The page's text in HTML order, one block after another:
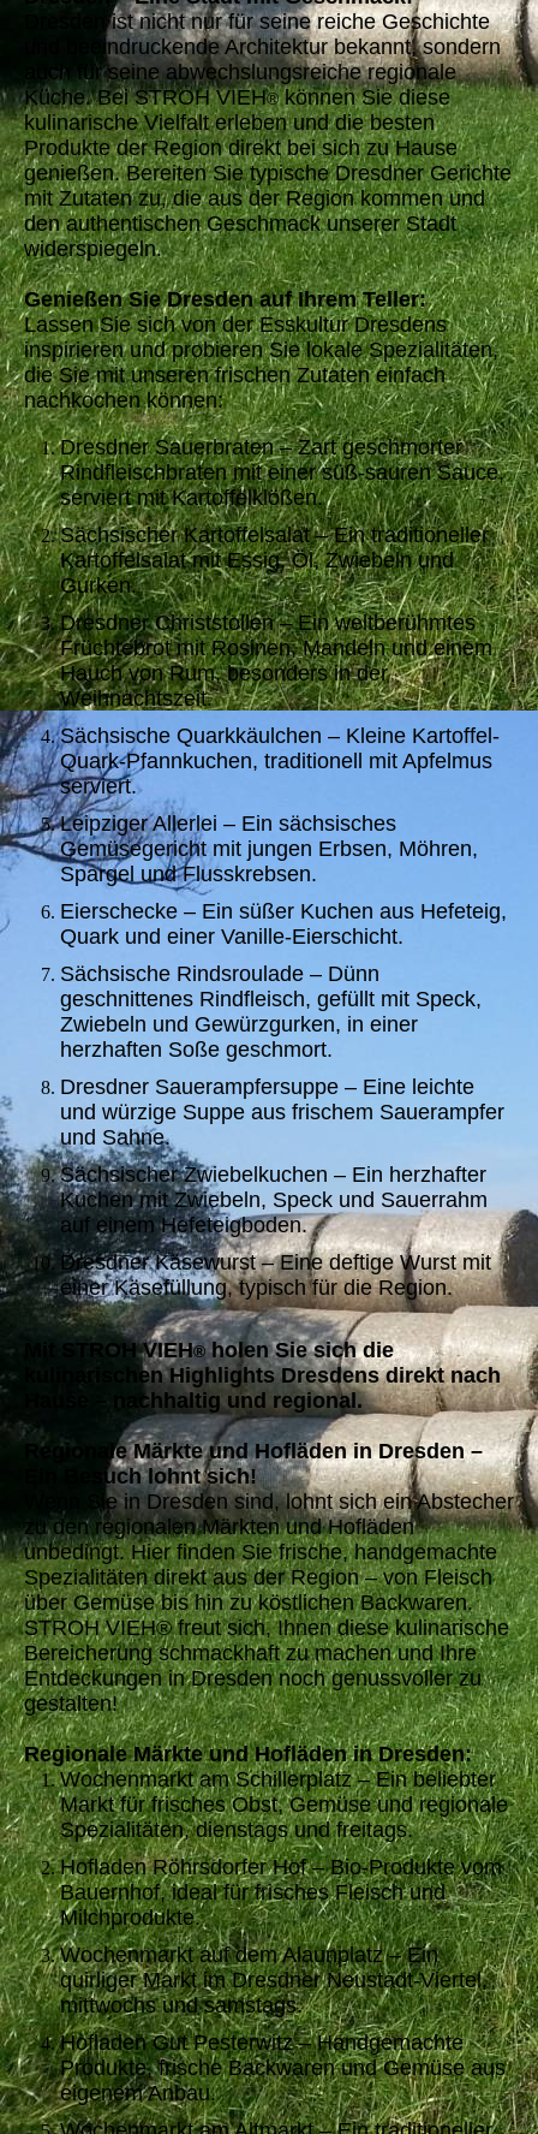
Dresden ist nicht nur für seine reiche Geschichte
und beeindruckende Architektur bekannt, sondern
auch für seine abwechslungsreiche regionale
Küche. Bei STROH VIEH®können Sie diese
kulinarische Vielfalt erleben und die besten
Produkte der Region direkt bei sich zu Hause
genießen. Bereiten Sie typische Dresdner Gerichte
mit Zutaten zu, die aus der Region kommen und
den authentischen Geschmack unserer Stadt
widerspiegeln.
Genießen Sie Dresden auf Ihrem Teller:
Lassen Sie sich von der Esskultur Dresdens
inspirieren und probieren Sie lokale Spezialitäten,
die Sie mit unseren frischen Zutaten einfach
nachkochen können:
Dresdner Sauerbraten – Zart geschmorter
Rindfleischbraten mit einer süß-sauren Sauce,
serviert mit Kartoffelklößen.
Sächsischer Kartoffelsalat – Ein traditioneller
Kartoffelsalat mit Essig, Öl, Zwiebeln und
Gurken.
Dresdner Christstollen – Ein weltberühmtes
Früchtebrot mit Rosinen, Mandeln und einem
Hauch von Rum, besonders in der
Weihnachtszeit.
Sächsische Quarkkäulchen – Kleine Kartoffel-
Quark-Pfannkuchen, traditionell mit Apfelmus
serviert.
Leipziger Allerlei – Ein sächsisches
Gemüsegericht mit jungen Erbsen, Möhren,
Spargel und Flusskrebsen.
Eierschecke – Ein süßer Kuchen aus Hefeteig,
Quark und einer Vanille-Eierschicht.
Sächsische Rindsroulade – Dünn
geschnittenes Rindfleisch, gefüllt mit Speck,
Zwiebeln und Gewürzgurken, in einer
herzhaften Soße geschmort.
Dresdner Sauerampfersuppe – Eine leichte
und würzige Suppe aus frischem Sauerampfer
und Sahne.
Sächsischer Zwiebelkuchen – Ein herzhafter
Kuchen mit Zwiebeln, Speck und Sauerrahm
auf einem Hefeteigboden.
Dresdner Käsewurst – Eine deftige Wurst mit
einer Käsefüllung, typisch für die Region.
Mit STROH VIEH®holen Sie sich die
kulinarischen Highlights Dresdens direkt nach
Hause – nachhaltig und regional.
Regionale Märkte und Hofläden in Dresden –
Ein Besuch lohnt sich!
Wenn Sie in Dresden sind, lohnt sich ein Abstecher
zu den regionalen Märkten und Hofläden
unbedingt. Hier finden Sie frische, handgemachte
Spezialitäten direkt aus der Region – von Fleisch
über Gemüse bis hin zu köstlichen Backwaren.
STROH VIEH® freut sich, Ihnen diese kulinarische
Bereicherung schmackhaft zu machen und Ihre
Entdeckungen in Dresden noch genussvoller zu
gestalten!
Regionale Märkte und Hofläden in Dresden:
Wochenmarkt am Schillerplatz – Ein beliebter
Markt für frisches Obst, Gemüse und regionale
Spezialitäten, dienstags und freitags.
Hofladen Röhrsdorfer Hof – Bio-Produkte vom
Bauernhof, ideal für frisches Fleisch und
Milchprodukte.
Wochenmarkt auf dem Alaunplatz – Ein
quirliger Markt im Dresdner Neustadt-Viertel,
mittwochs und samstags.
Hofladen Gut Pesterwitz – Handgemachte
Produkte, frische Backwaren und Gemüse aus
eigenem Anbau.